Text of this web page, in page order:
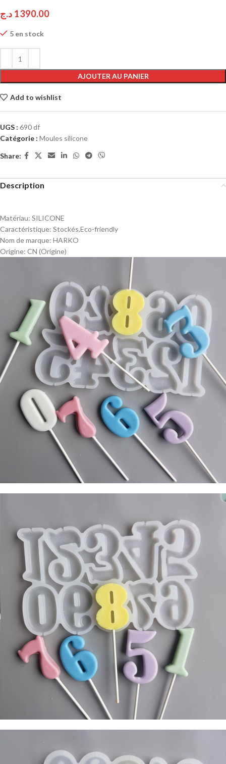
1390.00 د.ج
5 en stock
AJOUTER AU PANIER
Add to wishlist
UGS : 690 df
Catégorie : Moules silicone
Share:
Description
Matériau: SILICONE
Caractéristique: Stockés,Eco-friendly
Nom de marque: HARKO
Origine: CN (Origine)